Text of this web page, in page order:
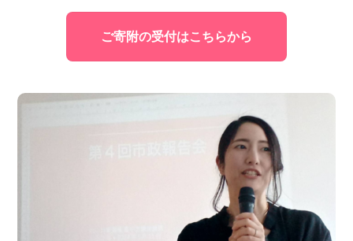
ご寄附の受付はこちらから